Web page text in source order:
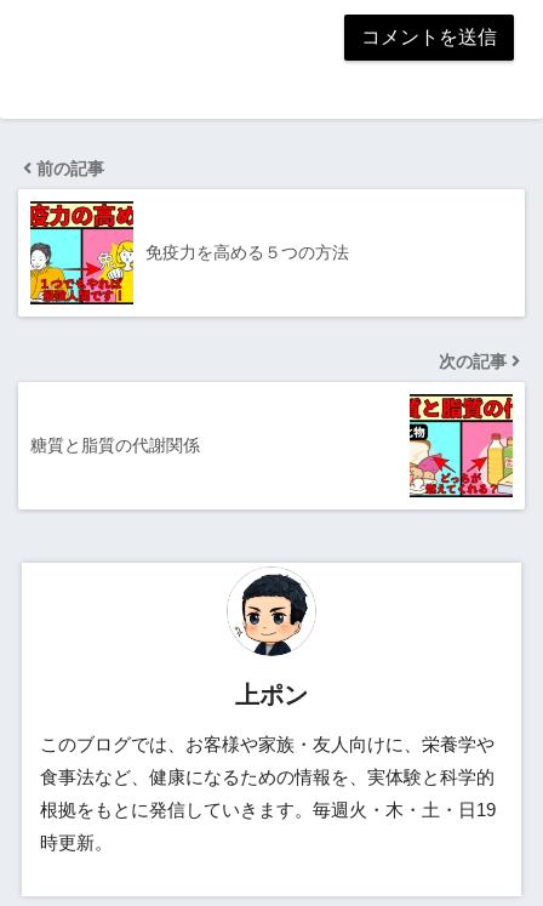
前の記事
免疫力を高める５つの方法
次の記事
糖質と脂質の代謝関係
上ポン
このブログでは、お客様や家族・友人向けに、栄養学や
食事法など、健康になるための情報を、実体験と科学的
根拠をもとに発信していきます。毎週火・木・土・日19
時更新。